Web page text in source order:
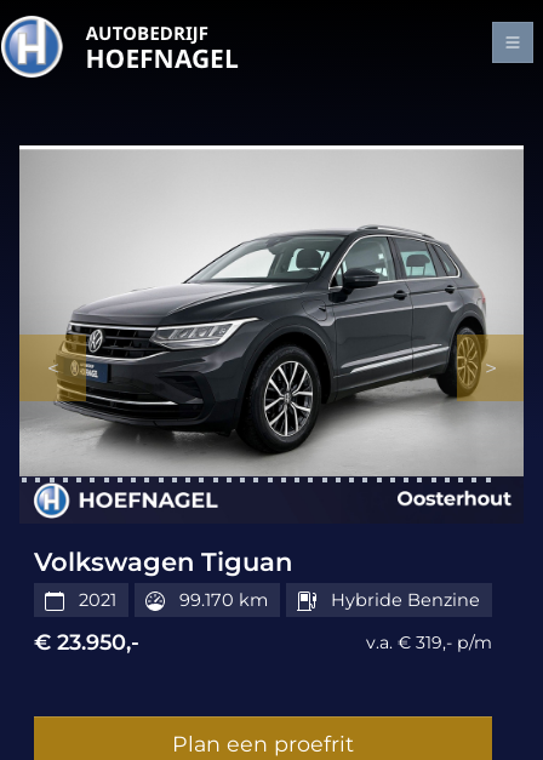
Volkswagen Tiguan
2021 99.170 km Hybride Benzine
€ 23.950,- v.a. € 319,- p/m
Plan een proefrit